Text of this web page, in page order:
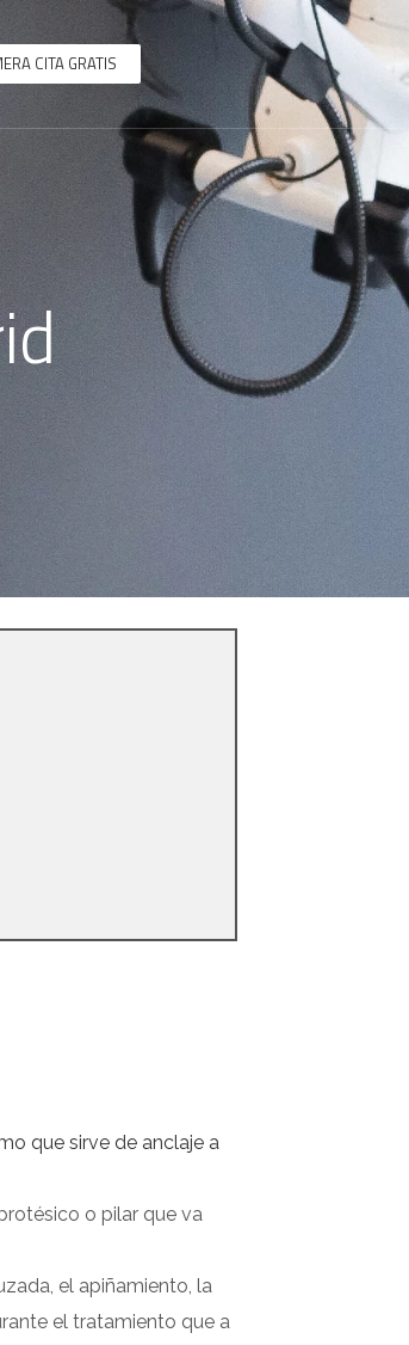
CITA GRATIS
que sirve de anclaje a
o pilar que va
el apiñamiento, la
el tratamiento que a